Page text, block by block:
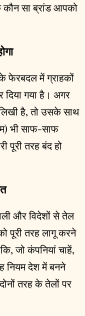
सा ब्रांड आपको
फेरबदल में ग्राहकों
गया है। अगर
है, तो उसके साथ
भी साफ-साफ
पूरी तरह बंद हो
और विदेशों से तेल
पूरी तरह लागू करने
जो कंपनियां चाहें,
देश में बनने
तरह के तेलों पर